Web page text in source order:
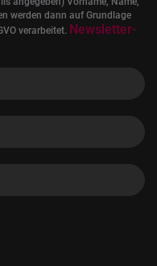
werden dann auf Grundlage
verarbeitet. Newsletter-